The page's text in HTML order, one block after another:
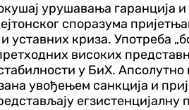
урушавања гаранција
споразума
криза. Употреба
високих
у БиХ.
увођењем санкција и
егзистенцијалну